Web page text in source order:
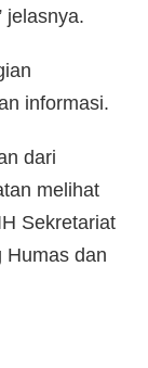
jelasnya.
informasi.
dari
melihat
Sekretariat
Humas dan